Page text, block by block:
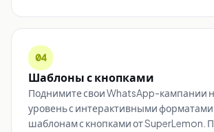
04
Шаблоны с кнопками
Поднимите свои WhatsApp-кампании
уровень с интерактивными форматами
шаблонам с кнопками от SuperLemon.